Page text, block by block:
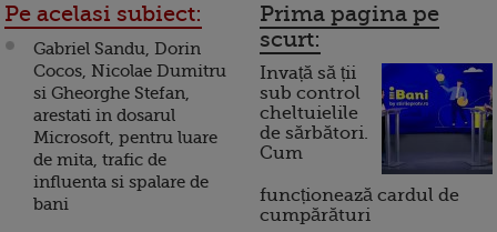
Pe acelasi subiect:
Gabriel Sandu, Dorin
Cocos, Nicolae Dumitru
si Gheorghe Stefan,
arestati in dosarul
Microsoft, pentru luare
de mita, trafic de
influenta si spalare de
bani
Prima pagina pe
scurt:
Invață să ții
sub control
cheltuielile
de sărbători.
Cum
funcționează cardul de
cumpărături